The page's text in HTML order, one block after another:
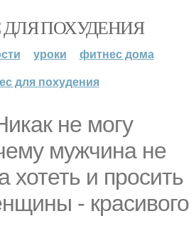
ПОХУДЕНИЯ
уроки
фитнес дома
для похудения
не могу
мужчина не
хотеть и просить
- красивого